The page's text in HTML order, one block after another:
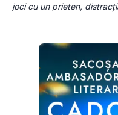
joci cu un prieten,